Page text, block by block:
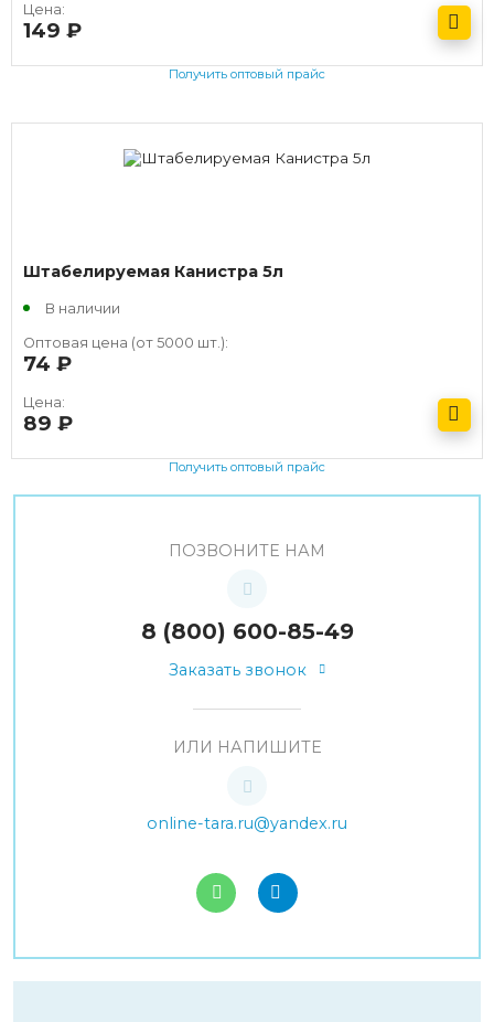
Цена:
149
Получить оптовый прайс
Штабелируемая Канистра 5л
В наличии
Оптовая цена (от 5000 шт.):
74
Цена:
89
Получить оптовый прайс
ПОЗВОНИТЕ НАМ
8 (800) 600-85-49
Заказать звонок
ИЛИ НАПИШИТЕ
online-tara.ru@yandex.ru